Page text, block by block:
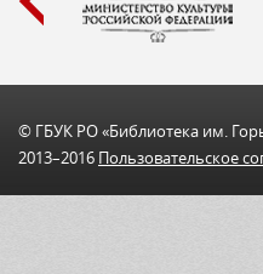
© ГБУК РО «Библиотека им.
2013–2016 Пользовательскоe